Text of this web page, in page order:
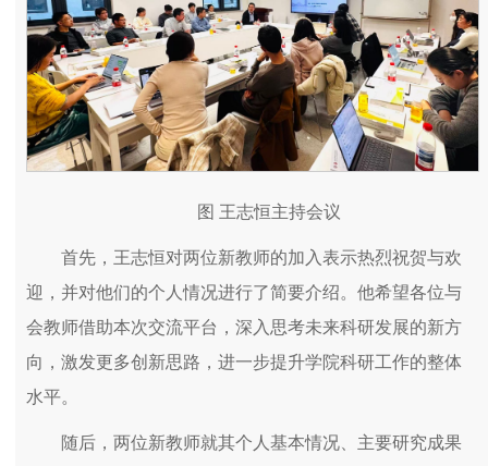
图 王志恒主持会议
首先，王志恒对两位新教师的加入表示热烈祝贺与欢
迎，并对他们的个人情况进行了简要介绍。他希望各位与
会教师借助本次交流平台，深入思考未来科研发展的新方
向，激发更多创新思路，进一步提升学院科研工作的整体
水平。
随后，两位新教师就其个人基本情况、主要研究成果